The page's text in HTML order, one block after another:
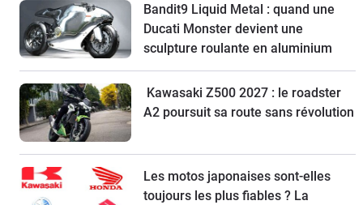
Bandit9 Liquid Metal : quand une
Ducati Monster devient une
sculpture roulante en aluminium
Kawasaki Z500 2027 : le roadster
A2 poursuit sa route sans révolution
Les motos japonaises sont-elles
toujours les plus fiables ? La